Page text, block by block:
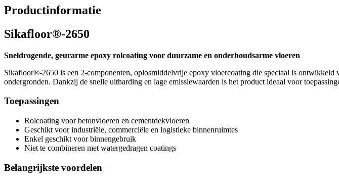
Productinformatie
Sikafloor®-2650
Sneldrogende, geurarme epoxy rolcoating voor duurzame en onderhoudsarme vloeren
Sikafloor®-2650 is een 2-componenten, oplosmiddelvrije epoxy vloercoating die speciaal is ontwikkeld
ondergronden. Dankzij de snelle uitharding en lage emissiewaarden is het product ideaal voor
Toepassingen
Rolcoating voor betonvloeren en cementdekvloeren
Geschikt voor industriële, commerciële en logistieke binnenruimtes
Enkel geschikt voor binnengebruik
Niet te combineren met watergedragen coatings
Belangrijkste voordelen